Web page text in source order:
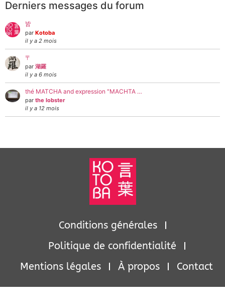
Derniers messages du forum
皆
par Kotoba
il y a 2 mois
〒
par 湖羅
il y a 6 mois
thé MATCHA and expression "MACHTA …
par the lobster
il y a 12 mois
Conditions générales
Politique de confidentialité
Mentions légales
À propos Contact